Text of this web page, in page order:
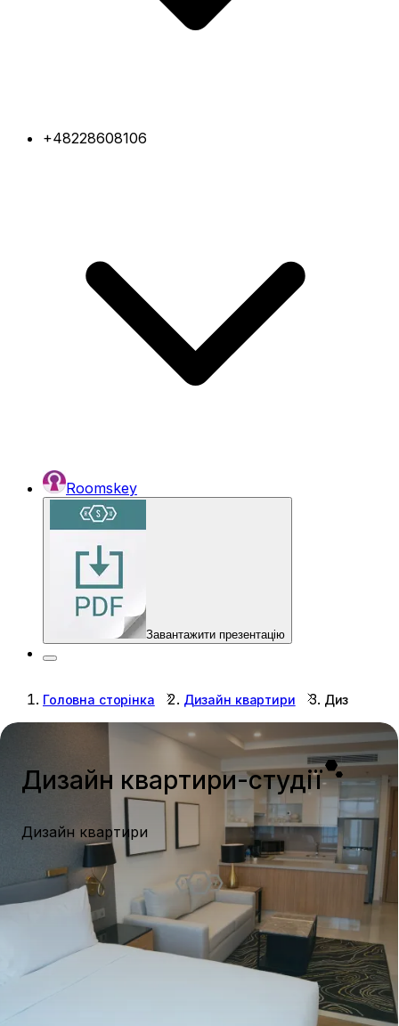
+48228608106
Roomskey
Завантажити презентацію
Головна сторінка Дизайн квартири Дизайн
Дизайн квартири-студії
Дизайн квартири